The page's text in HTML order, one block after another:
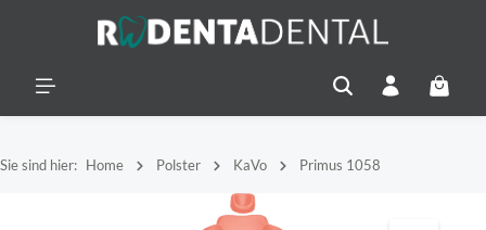
Sie sind hier: Home Polster KaVo Primus 1058